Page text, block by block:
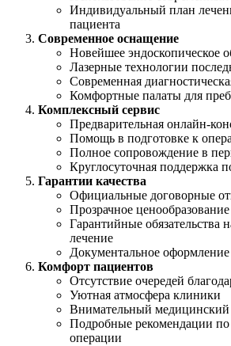
Индивидуальный план
пациента
Современное оснащение
Новейшее эндоскопическое
Лазерные технологии
Современная
Комфортные палаты для
Комплексный сервис
Предварительная онлайн-
Помощь в подготовке к
Полное сопровождение в
Круглосуточная поддержка
Гарантии качества
Официальные договорные
Прозрачное ценообразование
Гарантийные обязательства
лечение
Документальное
Комфорт пациентов
Отсутствие очередей
Уютная атмосфера клиники
Внимательный медицинский
Подробные рекомендации по
операции